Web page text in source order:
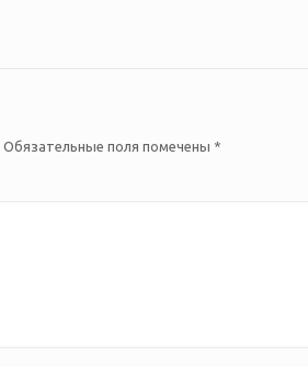
Обязательные поля помечены *